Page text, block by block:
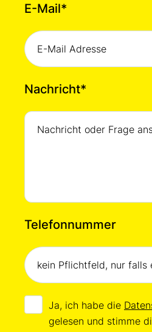
E-Mail*
Nachricht*
Telefonnummer
Ja, ich habe die
gelesen und stimme